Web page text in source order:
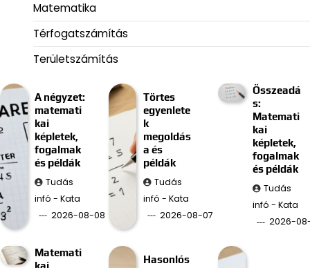
Matematika
Térfogatszámítás
Területszámítás
A négyzet:
matemati
kai
képletek,
fogalmak
és példák
Tudás
infó - Kata
2026-08-08
Törtes
egyenlete
k
megoldás
a és
példák
Tudás
infó - Kata
2026-08-07
Összeadá
s:
Matemati
kai
képletek,
fogalmak
és példák
Tudás
infó - Kata
2026-
Matemati
kai
Hasonlós